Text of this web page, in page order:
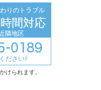
りのトラブル
時間対応
隣地区
0189
ださい!!
けられます。